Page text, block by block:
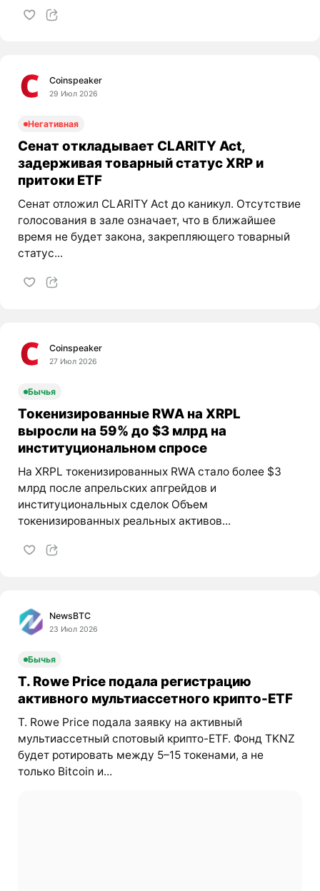
Coinspeaker
29 Июл 2026
Негативная
Сенат откладывает CLARITY Act,
задерживая товарный статус XRP и
притоки ETF
Сенат отложил CLARITY Act до каникул. Отсутствие
голосования в зале означает, что в ближайшее
время не будет закона, закрепляющего товарный
статус...
Coinspeaker
27 Июл 2026
Бычья
Токенизированные RWA на XRPL
выросли на 59% до $3 млрд на
институциональном спросе
На XRPL токенизированных RWA стало более $3
млрд после апрельских апгрейдов и
институциональных сделок Объем
токенизированных реальных активов...
NewsBTC
23 Июл 2026
Бычья
T. Rowe Price подала регистрацию
активного мультиассетного крипто-ETF
T. Rowe Price подала заявку на активный
мультиассетный спотовый крипто-ETF. Фонд TKNZ
будет ротировать между 5–15 токенами, а не
только Bitcoin и...